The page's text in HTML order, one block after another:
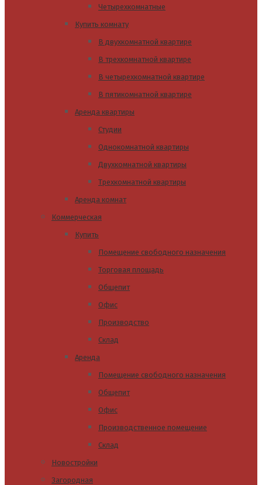
Четырехкомнатные
Купить комнату
В двухкомнатной квартире
В трехкомнатной квартире
В четырехкомнатной квартире
В пятикомнатной квартире
Аренда квартиры
Студии
Однокомнатной квартиры
Двухкомнатной квартиры
Трехкомнатной квартиры
Аренда комнат
Коммерческая
Купить
Помещение свободного назначения
Торговая площадь
Общепит
Офис
Производство
Склад
Аренда
Помещение свободного назначения
Общепит
Офис
Производственное помещение
Склад
Новостройки
Загородная